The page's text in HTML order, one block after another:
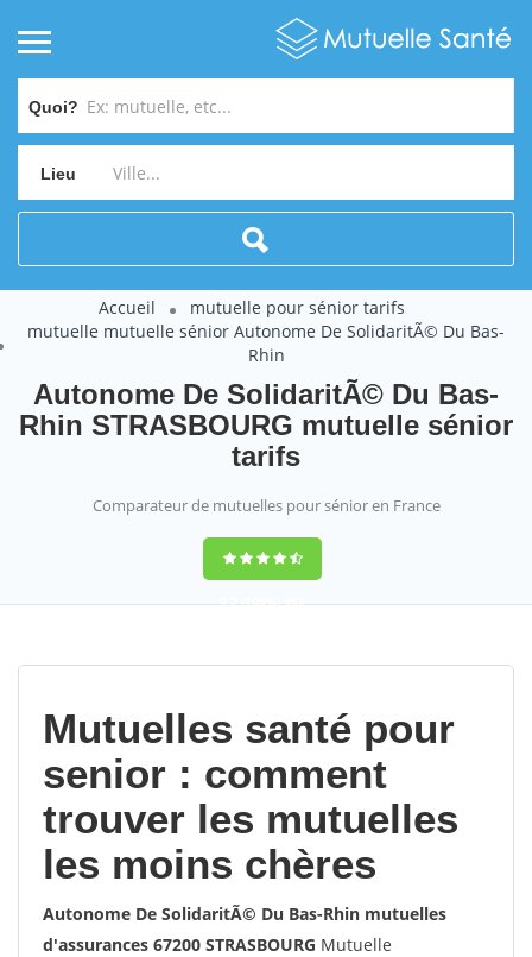
Quoi?
Lieu
Accueil
mutuelle pour sénior tarifs
mutuelle mutuelle sénior Autonome De SolidaritÃ© Du Bas-
Rhin
Autonome De SolidaritÃ© Du Bas-
Rhin STRASBOURG mutuelle sénior
tarifs
Comparateur de mutuelles pour sénior en France
9,2(100%)452
Mutuelles santé pour
senior : comment
trouver les mutuelles
les moins chères
Autonome De SolidaritÃ© Du Bas-Rhin mutuelles
d'assurances 67200 STRASBOURG Mutuelle